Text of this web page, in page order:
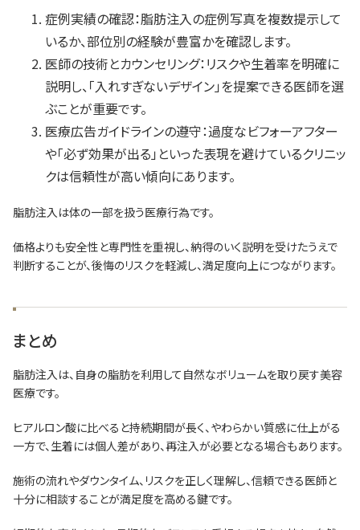
症例実績の確認：脂肪注入の症例写真を複数提示して
いるか、部位別の経験が豊富かを確認します。
医師の技術とカウンセリング：リスクや生着率を明確に
説明し、「入れすぎないデザイン」を提案できる医師を選
ぶことが重要です。
医療広告ガイドラインの遵守：過度なビフォーアフター
や「必ず効果が出る」といった表現を避けているクリニッ
クは信頼性が高い傾向にあります。
脂肪注入は体の一部を扱う医療行為です。
価格よりも安全性と専門性を重視し、納得のいく説明を受けたうえで
判断することが、後悔のリスクを軽減し、満足度向上につながります。
まとめ
脂肪注入は、自身の脂肪を利用して自然なボリュームを取り戻す美容
医療です。
ヒアルロン酸に比べると持続期間が長く、やわらかい質感に仕上がる
一方で、生着には個人差があり、再注入が必要となる場合もあります。
施術の流れやダウンタイム、リスクを正しく理解し、信頼できる医師と
十分に相談することが満足度を高める鍵です。